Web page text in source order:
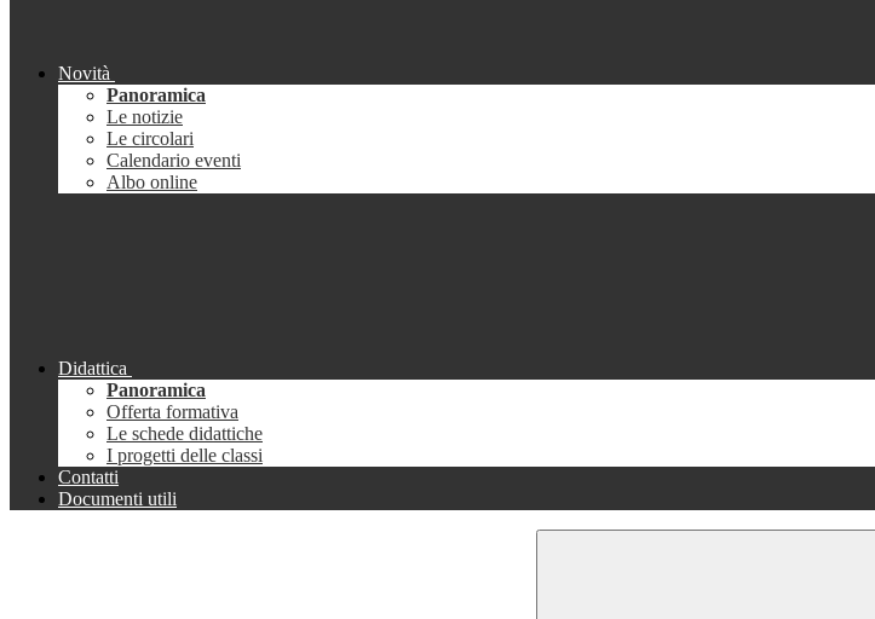
Novità
Panoramica
Le notizie
Le circolari
Calendario eventi
Albo online
Didattica
Panoramica
Offerta formativa
Le schede didattiche
I progetti delle classi
Contatti
Documenti utili